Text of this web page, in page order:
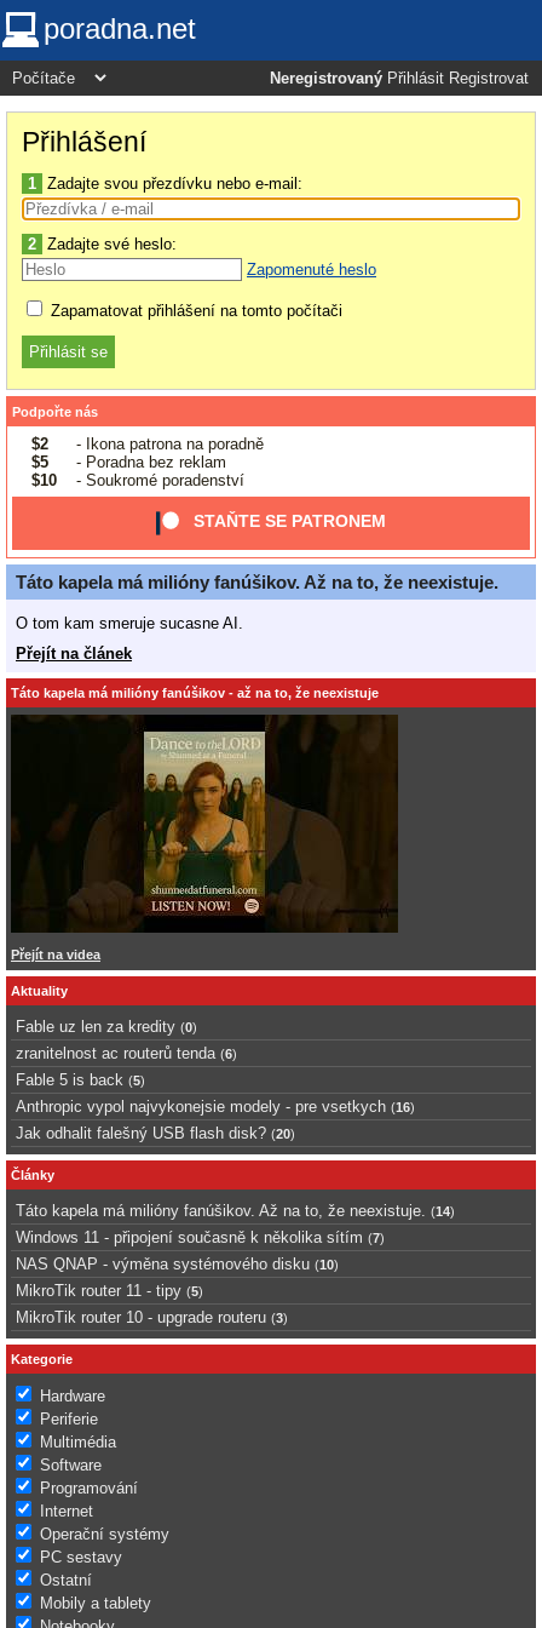
poradna.net
Neregistrovaný Přihlásit Registrovat
Přihlášení
1 Zadajte svou přezdívku nebo e-mail:
2 Zadajte své heslo:
Zapomenuté heslo
Zapamatovat přihlášení na tomto počítači
Podpořte nás
$2
- Ikona patrona na poradně
$5
- Poradna bez reklam
$10
- Soukromé poradenství
STAŇTE SE PATRONEM
Táto kapela má milióny fanúšikov. Až na to, že neexistuje.
O tom kam smeruje sucasne AI.
Přejít na článek
Táto kapela má milióny fanúšikov - až na to, že neexistuje
Přejít na videa
Aktuality
Fable uz len za kredity (0)
zranitelnost ac routerů tenda (6)
Fable 5 is back (5)
Anthropic vypol najvykonejsie modely - pre vsetkych (16)
Jak odhalit falešný USB flash disk? (20)
Články
Táto kapela má milióny fanúšikov. Až na to, že neexistuje. (14)
Windows 11 - připojení současně k několika sítím (7)
NAS QNAP - výměna systémového disku (10)
MikroTik router 11 - tipy (5)
MikroTik router 10 - upgrade routeru (3)
Kategorie
Hardware
Periferie
Multimédia
Software
Programování
Internet
Operační systémy
PC sestavy
Ostatní
Mobily a tablety